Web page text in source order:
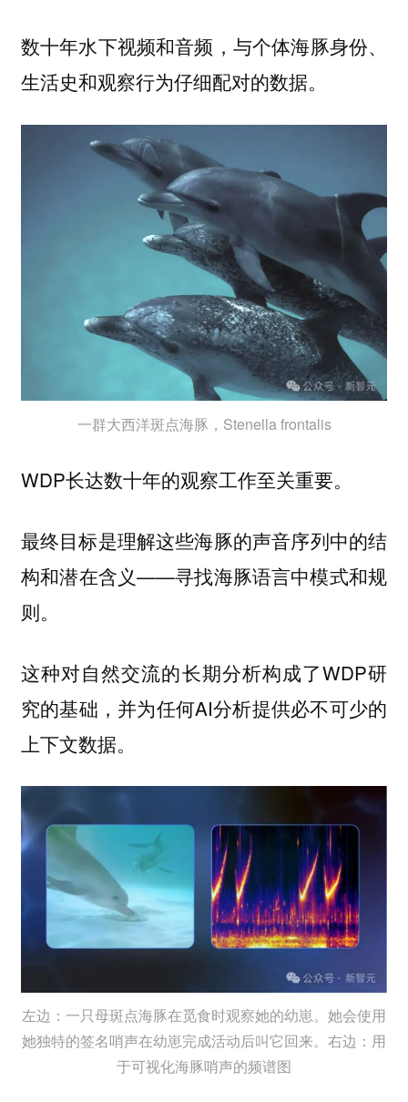
数十年水下视频和音频，与个体海豚身份、
生活史和观察行为仔细配对的数据。
一群大西洋斑点海豚，Stenella frontalis
WDP长达数十年的观察工作至关重要。
最终目标是理解这些海豚的声音序列中的结
构和潜在含义——寻找海豚语言中模式和规
则。
这种对自然交流的长期分析构成了WDP研
究的基础，并为任何AI分析提供必不可少的
上下文数据。
左边：一只母斑点海豚在觅食时观察她的幼崽。她会使用
她独特的签名哨声在幼崽完成活动后叫它回来。右边：用
于可视化海豚哨声的频谱图